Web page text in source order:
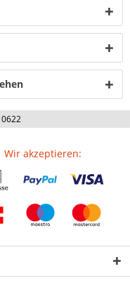
Wir akzeptieren: